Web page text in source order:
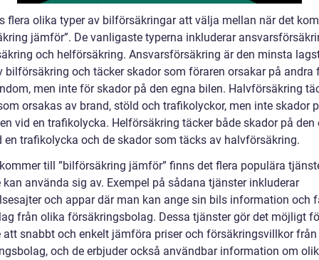
flera olika typer av bilförsäkringar att välja mellan när det
jämför”. De vanligaste typerna inkluderar
och helförsäkring. Ansvarsförsäkring är den minsta
bilförsäkring och täcker skador som föraren orsakar på andra
men inte för skador på den egna bilen. Halvförsäkring
orsakas av brand, stöld och trafikolyckor, men inte skador
vid en trafikolycka. Helförsäkring täcker både skador på den
en trafikolycka och de skador som täcks av halvförsäkring.
till ”bilförsäkring jämför” finns det flera populära
kan använda sig av. Exempel på sådana tjänster inkluderar
och appar där man kan ange sin bils information och
från olika försäkringsbolag. Dessa tjänster gör det möjligt
att snabbt och enkelt jämföra priser och försäkringsvillkor
och de erbjuder också användbar information om